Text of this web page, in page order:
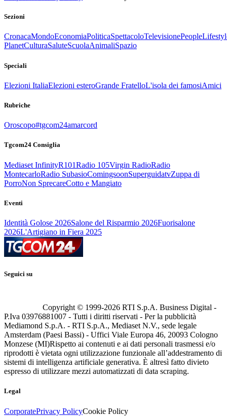
Sezioni
CronacaMondoEconomiaPoliticaSpettacoloTelevisionePeople
PlanetCulturaSaluteScuolaAnimaliSpazio
Speciali
Elezioni ItaliaElezioni esteroGrande FratelloL'isola dei famosiAmici
Rubriche
Oroscopo#tgcom24amarcord
Tgcom24 Consiglia
Mediaset InfinityR101Radio 105Virgin RadioRadio
MontecarloRadio SubasioComingsoonSuperguidatvZuppa di
PorroNon SprecareCotto e Mangiato
Eventi
Identità Golose 2026Salone del Risparmio 2026Fuorisalone
2026L'Artigiano in Fiera 2025
Seguici su
Copyright © 1999-2026 RTI S.p.A. Business Digital -
P.Iva 03976881007 - Tutti i diritti riservati - Per la pubblicità
Mediamond S.p.A. - RTI S.p.A., Mediaset N.V., sede legale
Amsterdam (Paesi Bassi) - Uffici Viale Europa 46, 20093 Cologno
Monzese (MI)Rispetto ai contenuti e ai dati personali trasmessi e/o
riprodotti è vietata ogni utilizzazione funzionale all’addestramento di
sistemi di intelligenza artificiale generativa. È altresì fatto divieto
espresso di utilizzare mezzi automatizzati di data scraping.
Legal
CorporatePrivacy PolicyCookie Policy